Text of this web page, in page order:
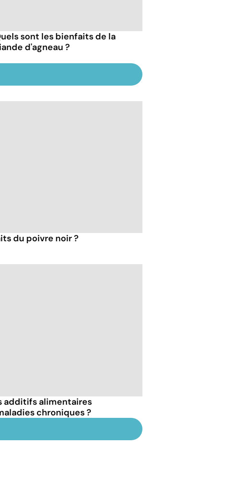
sont les bienfaits de la
d'agneau ?
du poivre noir ?
additifs alimentaires
chroniques ?